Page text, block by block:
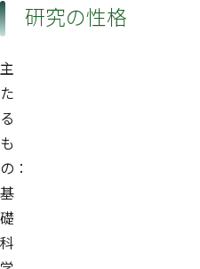
研究の性格
主
た
る
も
の：
基
礎
科